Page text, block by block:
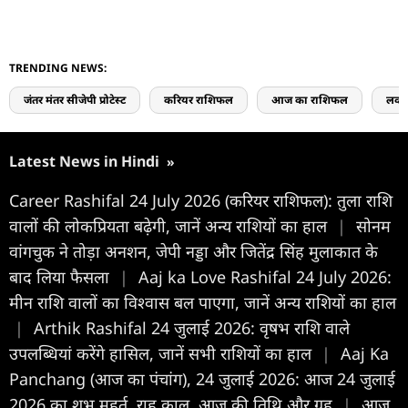
TRENDING NEWS:
जंतर मंतर सीजेपी प्रोटेस्ट करियर राशिफल आज का राशिफल लव
Latest News in Hindi »
Career Rashifal 24 July 2026 (करियर राशिफल): तुला राशि
वालों की लोकप्रियता बढ़ेगी, जानें अन्य राशियों का हाल |
सोनम
वांगचुक ने तोड़ा अनशन, जेपी नड्डा और जितेंद्र सिंह मुलाकात के
बाद लिया फैसला
|
Aaj ka Love Rashifal 24 July 2026:
मीन राशि वालों का विश्वास बल पाएगा, जानें अन्य राशियों का हाल
|
Arthik Rashifal 24 जुलाई 2026: वृषभ राशि वाले
उपलब्धियां करेंगे हासिल, जानें सभी राशियों का हाल |
Aaj Ka
Panchang (आज का पंचांग), 24 जुलाई 2026: आज 24 जुलाई